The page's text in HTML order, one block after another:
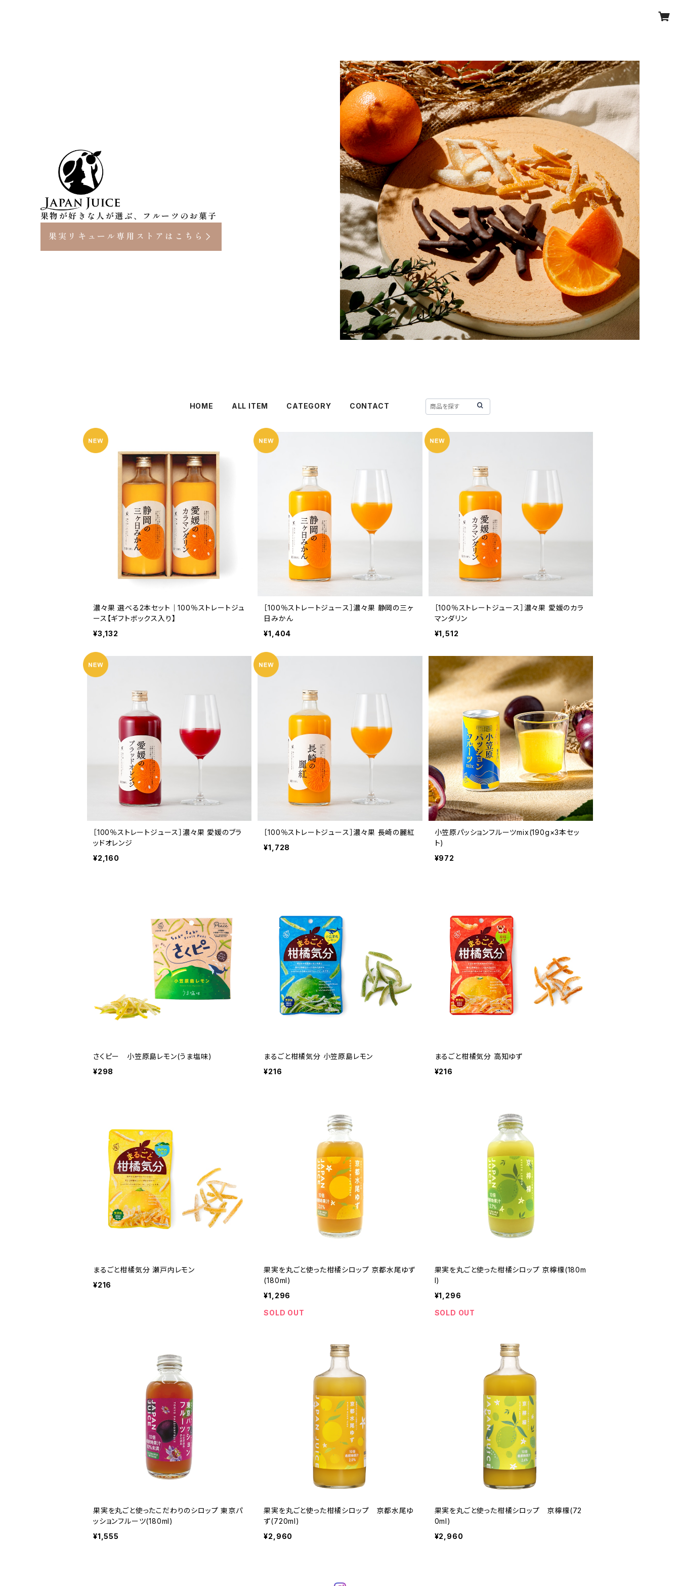
果物が好きな人が選ぶ、フルーツのお菓子
果実リキュール専用ストアはこちら
HOME ALL ITEM CATEGORY CONTACT
濃々果 選べる2本セット｜100％ストレートジュ
ース【ギフトボックス入り】
¥3,132
［100％ストレートジュース］濃々果 静岡の三ヶ
日みかん
¥1,404
［100％ストレートジュース］濃々果 愛媛のカラ
マンダリン
¥1,512
［100％ストレートジュース］濃々果 愛媛のブラ
ッドオレンジ
¥2,160
［100％ストレートジュース］濃々果 長崎の麗紅
¥1,728
小笠原パッションフルーツmix(190g×3本セッ
ト)
¥972
さくピー 小笠原島レモン(うま塩味)
¥298
まるごと柑橘気分 小笠原島レモン
¥216
まるごと柑橘気分 高知ゆず
¥216
まるごと柑橘気分 瀬戸内レモン
¥216
果実を丸ごと使った柑橘シロップ 京都水尾ゆず
(180ml)
¥1,296
SOLD OUT
果実を丸ごと使った柑橘シロップ 京檸檬(180m
l)
¥1,296
SOLD OUT
果実を丸ごと使ったこだわりのシロップ 東京パ
ッションフルーツ(180ml)
¥1,555
果実を丸ごと使った柑橘シロップ 京都水尾ゆ
ず(720ml)
¥2,960
果実を丸ごと使った柑橘シロップ 京檸檬(72
0ml)
¥2,960